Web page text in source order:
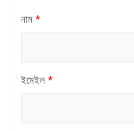
নাম *
ইমেইল *